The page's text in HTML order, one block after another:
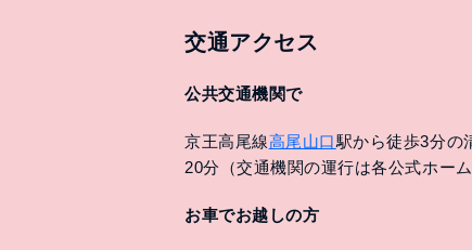
交通アクセス
公共交通機関で
京王高尾線高尾山口駅から徒歩3分の
20分（交通機関の運行は各公式ホーム
お車でお越しの方